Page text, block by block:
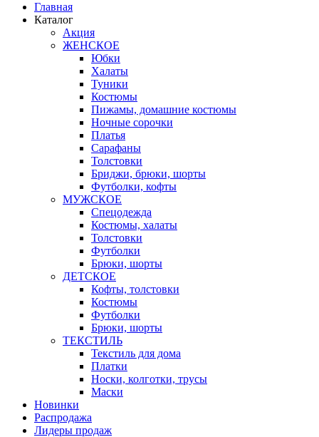
Главная
Каталог
Акция
ЖЕНСКОЕ
Юбки
Халаты
Туники
Костюмы
Пижамы, домашние костюмы
Ночные сорочки
Платья
Сарафаны
Толстовки
Бриджи, брюки, шорты
Футболки, кофты
МУЖСКОЕ
Спецодежда
Костюмы, халаты
Толстовки
Футболки
Брюки, шорты
ДЕТСКОЕ
Кофты, толстовки
Костюмы
Футболки
Брюки, шорты
ТЕКСТИЛЬ
Текстиль для дома
Платки
Носки, колготки, трусы
Маски
Новинки
Распродажа
Лидеры продаж